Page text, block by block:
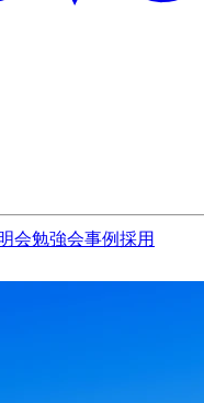
会勉強会事例採用